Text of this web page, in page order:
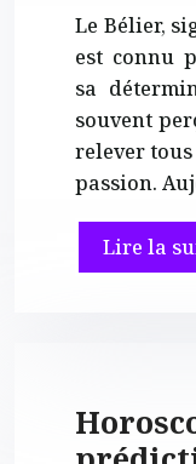
Le Bélier,
est connu
sa
souvent
relever tous
passion.
Lire la